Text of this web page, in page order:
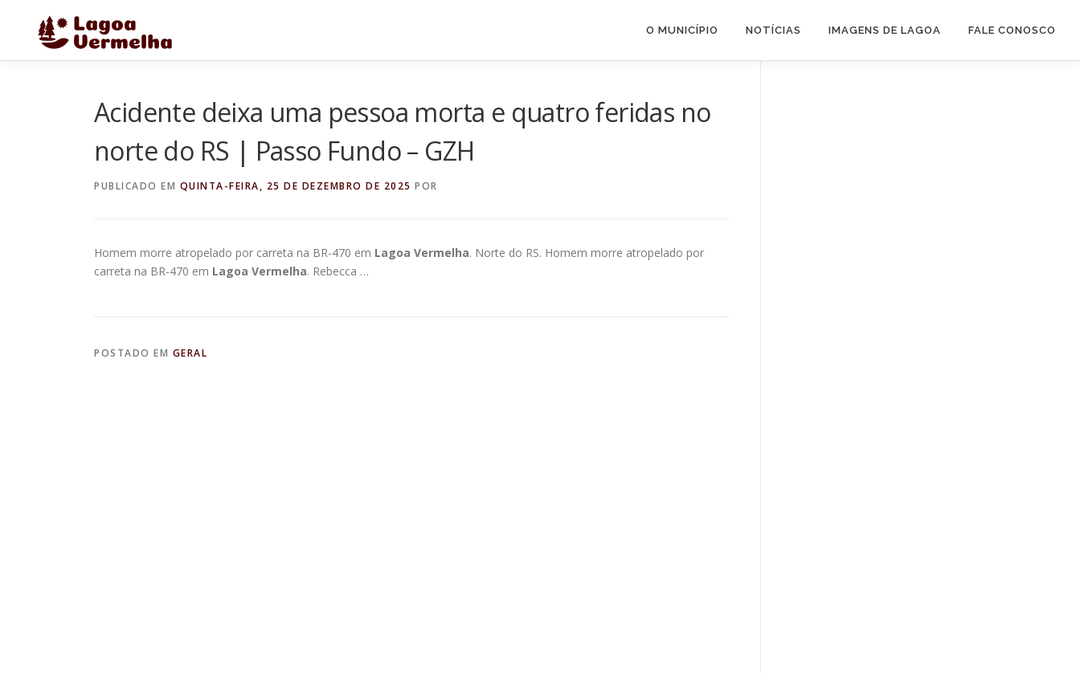
conteúdo
O MUNICÍPIO NOTÍCIAS IMAGENS DE LAGOA FALE CONOSCO
Acidente deixa uma pessoa morta e quatro feridas no
norte do RS | Passo Fundo – GZH
PUBLICADO EM QUINTA-FEIRA, 25 DE DEZEMBRO DE 2025 POR
Homem morre atropelado por carreta na BR-470 em Lagoa Vermelha. Norte do RS. Homem morre atropelado por
carreta na BR-470 em Lagoa Vermelha. Rebecca …
POSTADO EM GERAL